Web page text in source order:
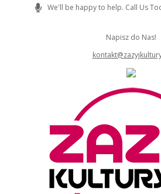
We'll be happy to help. Call Us
Napisz do Nas!